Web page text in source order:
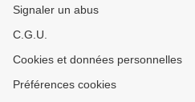
Signaler un abus
C.G.U.
Cookies et données personnelles
Préférences cookies